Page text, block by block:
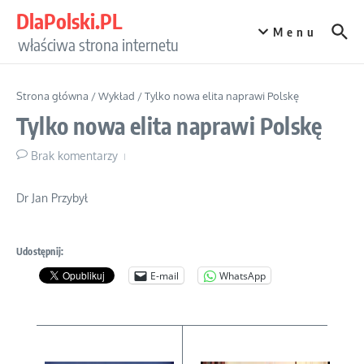
DlaPolski.PL
właściwa strona internetu
Menu
Strona główna /Wykład /Tylko nowa elita naprawi Polskę
Tylko nowa elita naprawi Polskę
Brak komentarzy
Dr Jan Przybył
Udostępnij:
E-mail WhatsApp